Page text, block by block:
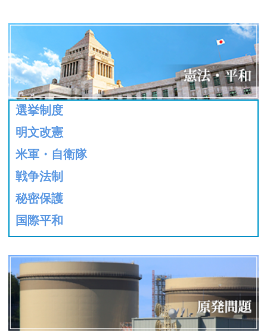
選挙制度
明文改憲
米軍・自衛隊
戦争法制
秘密保護
国際平和